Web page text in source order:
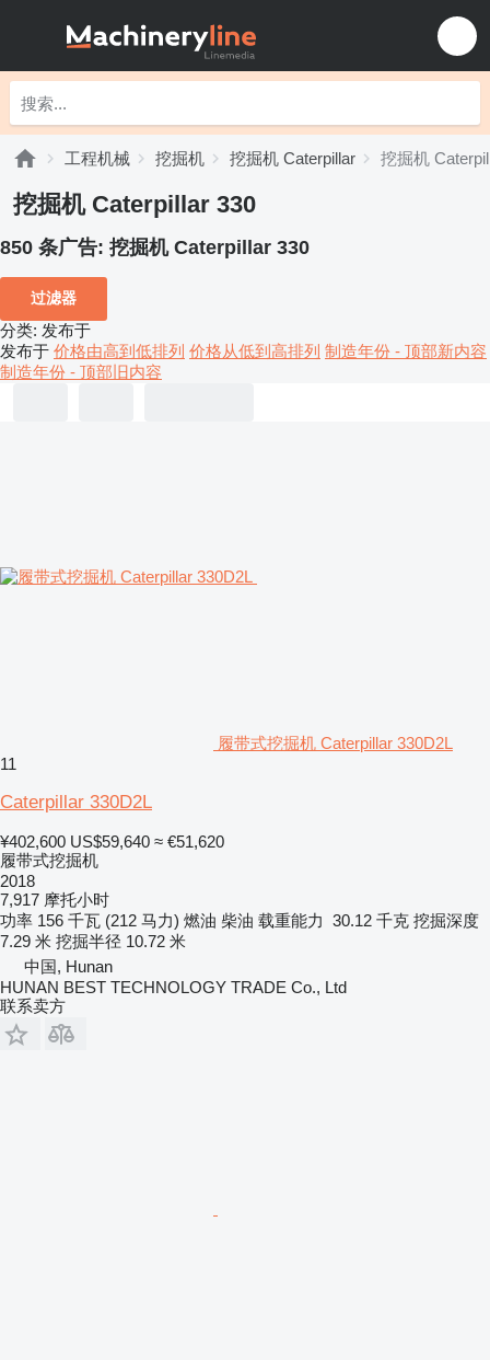
工程机械 挖掘机 挖掘机 Caterpillar 挖掘机
挖掘机 Caterpillar 330
850 条广告: 挖掘机 Caterpillar 330
过滤器
分类: 发布于
发布于 价格由高到低排列 价格从低到高排列 制造年份 - 顶部新内容
制造年份 - 顶部旧内容
履带式挖掘机 Caterpillar 330D2L
11
Caterpillar 330D2L
¥402,600 US$59,640 ≈ €51,620
履带式挖掘机
2018
7,917 摩托小时
功率 156 千瓦 (212 马力) 燃油 柴油 载重能力 30.12 千克 挖掘深度
7.29 米 挖掘半径 10.72 米
中国, Hunan
HUNAN BEST TECHNOLOGY TRADE Co., Ltd
联系卖方